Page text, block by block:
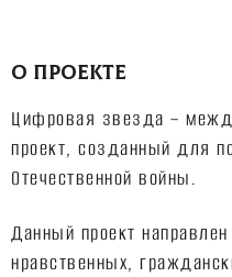
О ПРОЕКТЕ
Цифровая звезда –
проект, созданный для
Отечественной войны.
Данный проект
нравственных,